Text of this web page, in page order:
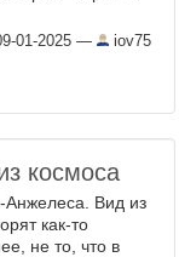
01-2025 — iov75
космоса
Вид из
как-то
не то, что в